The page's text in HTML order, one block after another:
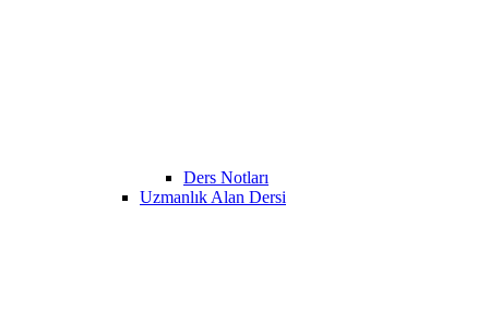
Ders Notları
Uzmanlık Alan Dersi